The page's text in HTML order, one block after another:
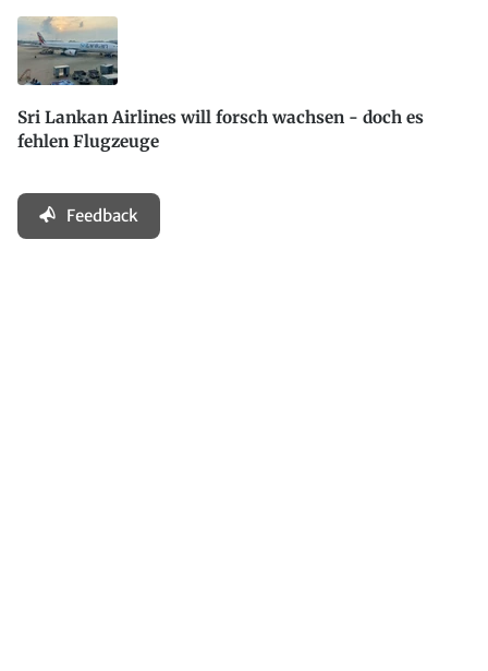
Sri Lankan Airlines will forsch wachsen - doch es
fehlen Flugzeuge
Feedback